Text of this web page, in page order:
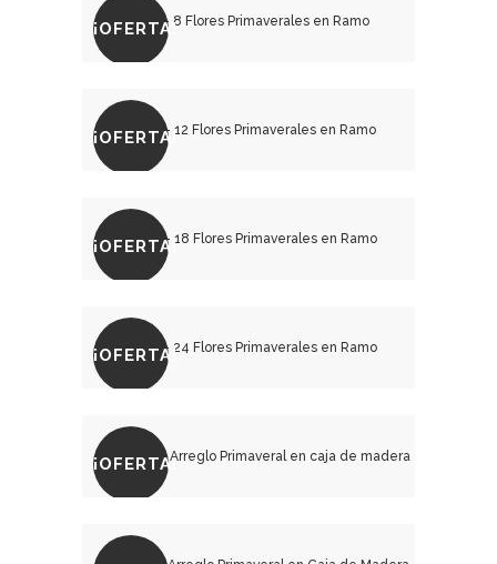
¡OFERTA!
₡13,500.00 ₡10,000.00
¡OFERTA!
₡20,000.00 ₡15,000.00
¡OFERTA!
₡30,000.00 ₡22,500.00
¡OFERTA!
₡40,000.00 ₡30,000.00
¡OFERTA!
₡33,000.00